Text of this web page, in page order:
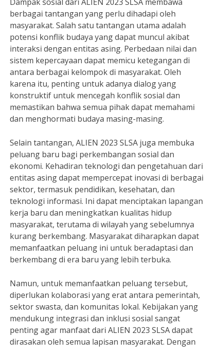
berbagai tantangan yang perlu dihadapi oleh
masyarakat. Salah satu tantangan utama adalah
potensi konflik budaya yang dapat muncul akibat
interaksi dengan entitas asing. Perbedaan nilai dan
sistem kepercayaan dapat memicu ketegangan di
antara berbagai kelompok di masyarakat. Oleh
karena itu, penting untuk adanya dialog yang
konstruktif untuk mencegah konflik sosial dan
memastikan bahwa semua pihak dapat memahami
dan menghormati budaya masing-masing.
Selain tantangan, ALIEN 2023 SLSA juga membuka
peluang baru bagi perkembangan sosial dan
ekonomi. Kehadiran teknologi dan pengetahuan dari
entitas asing dapat mempercepat inovasi di berbagai
sektor, termasuk pendidikan, kesehatan, dan
teknologi informasi. Ini dapat menciptakan lapangan
kerja baru dan meningkatkan kualitas hidup
masyarakat, terutama di wilayah yang sebelumnya
kurang berkembang. Masyarakat diharapkan dapat
memanfaatkan peluang ini untuk beradaptasi dan
berkembang di era baru yang lebih terbuka.
Namun, untuk memanfaatkan peluang tersebut,
diperlukan kolaborasi yang erat antara pemerintah,
sektor swasta, dan komunitas lokal. Kebijakan yang
mendukung integrasi dan inklusi sosial sangat
penting agar manfaat dari ALIEN 2023 SLSA dapat
dirasakan oleh semua lapisan masyarakat. Dengan